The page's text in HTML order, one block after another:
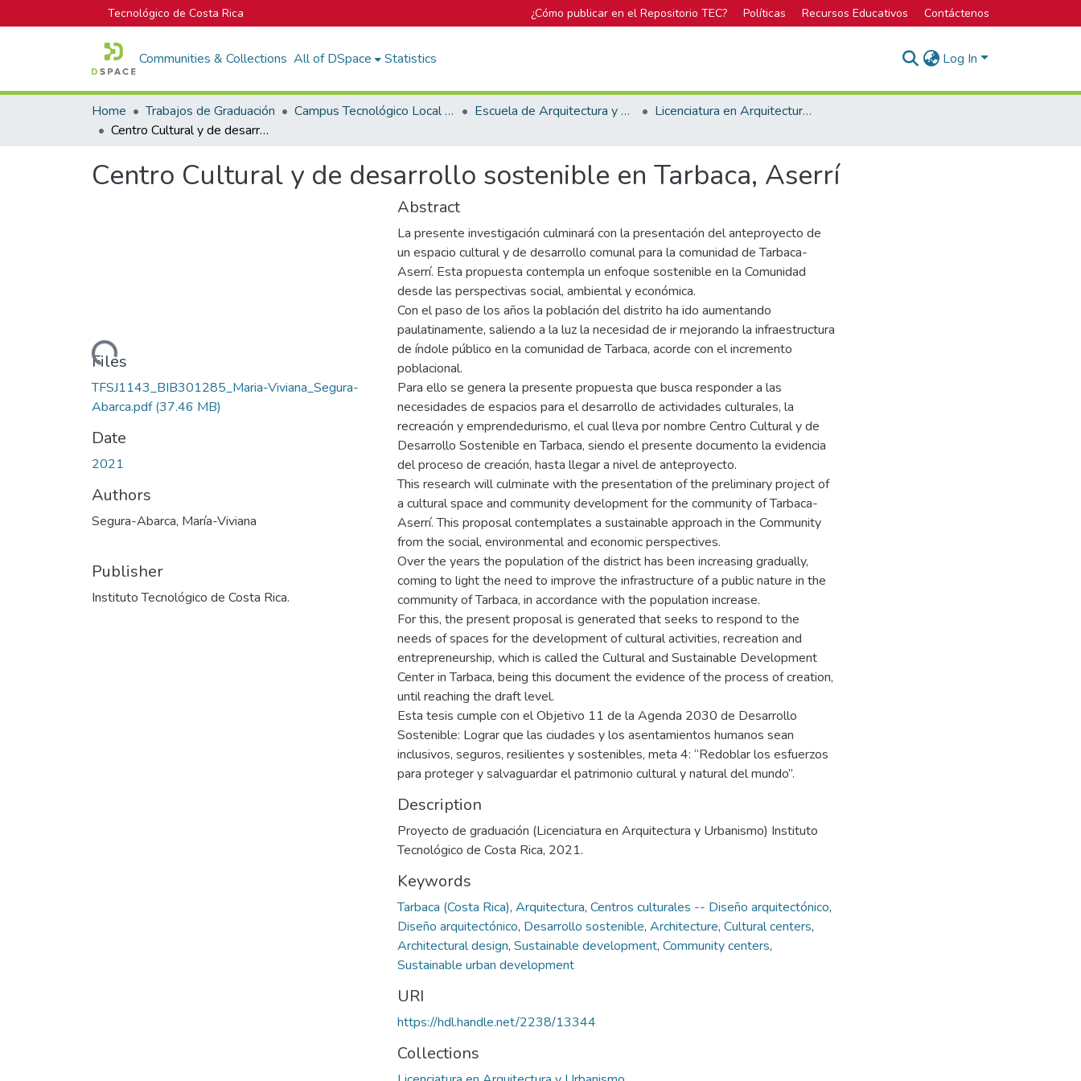
Tecnológico de Costa Rica ¿Cómo publicar en el Repositorio TEC? Políticas Recursos Educativos Contáctenos
Communities & Collections All of DSpace Statistics Log In
Home Trabajos de Graduación Campus Tecnológico Local San José Escuela de Arquitectura y Urbanismo
Licenciatura en Arquitectura y Urbanismo
Centro Cultural y de desarrollo sostenible en Tarbaca, Aserrí
Centro Cultural y de desarrollo sostenible en Tarbaca, Aserrí
Loading...
Files
TFSJ1143_BIB301285_Maria-Viviana_Segura-
Abarca.pdf(37.46 MB)
Date
2021
Authors
Segura-Abarca, María-Viviana
Publisher
Instituto Tecnológico de Costa Rica.
Abstract
La presente investigación culminará con la presentación del anteproyecto de
un espacio cultural y de desarrollo comunal para la comunidad de Tarbaca-
Aserrí. Esta propuesta contempla un enfoque sostenible en la Comunidad
desde las perspectivas social, ambiental y económica.
Con el paso de los años la población del distrito ha ido aumentando
paulatinamente, saliendo a la luz la necesidad de ir mejorando la infraestructura
de índole público en la comunidad de Tarbaca, acorde con el incremento
poblacional.
Para ello se genera la presente propuesta que busca responder a las
necesidades de espacios para el desarrollo de actividades culturales, la
recreación y emprendedurismo, el cual lleva por nombre Centro Cultural y de
Desarrollo Sostenible en Tarbaca, siendo el presente documento la evidencia
del proceso de creación, hasta llegar a nivel de anteproyecto.
This research will culminate with the presentation of the preliminary project of
a cultural space and community development for the community of Tarbaca-
Aserrí. This proposal contemplates a sustainable approach in the Community
from the social, environmental and economic perspectives.
Over the years the population of the district has been increasing gradually,
coming to light the need to improve the infrastructure of a public nature in the
community of Tarbaca, in accordance with the population increase.
For this, the present proposal is generated that seeks to respond to the
needs of spaces for the development of cultural activities, recreation and
entrepreneurship, which is called the Cultural and Sustainable Development
Center in Tarbaca, being this document the evidence of the process of creation,
until reaching the draft level.
Esta tesis cumple con el Objetivo 11 de la Agenda 2030 de Desarrollo
Sostenible: Lograr que las ciudades y los asentamientos humanos sean
inclusivos, seguros, resilientes y sostenibles, meta 4: “Redoblar los esfuerzos
para proteger y salvaguardar el patrimonio cultural y natural del mundo”.
Description
Proyecto de graduación (Licenciatura en Arquitectura y Urbanismo) Instituto
Tecnológico de Costa Rica, 2021.
Keywords
Tarbaca (Costa Rica), Arquitectura, Centros culturales -- Diseño arquitectónico,
Diseño arquitectónico, Desarrollo sostenible, Architecture, Cultural centers,
Architectural design, Sustainable development, Community centers,
Sustainable urban development
URI
https://hdl.handle.net/2238/13344
Collections